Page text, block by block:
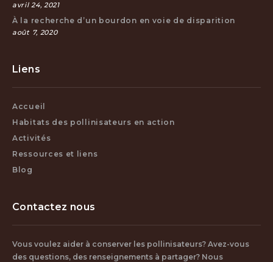
avril 24, 2021
À la recherche d’un bourdon en voie de disparition
août 7, 2020
Liens
Accueil
Habitats des pollinisateurs en action
Activités
Ressources et liens
Blog
Contactez nous
Vous voulez aider à conserver les pollinisateurs? Avez-vous
des questions, des renseignements à partager? Nous